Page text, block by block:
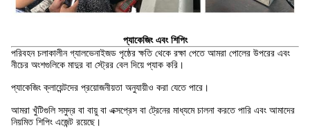
প্যাকেজিং এবং শিপিং
পরিবহন চলাকালীন গ্যালভেনাইজড পৃষ্ঠের ক্ষতি থেকে রক্ষা পেতে আমরা পোলের উপরের এবং
নীচের অংশগুলিকে মাদুর বা স্ট্রের বেল দিয়ে প্যাক করি।
প্যাকেজিং ক্লায়েন্টদের প্রয়োজনীয়তা অনুযায়ীও করা যেতে পারে।
আমরা খুঁটিগুলি সমুদ্র বা বায়ু বা এক্সপ্রেস বা ট্রেনের মাধ্যমে চালনা করতে পারি এবং আমাদের
নিয়মিত শিপিং এজেন্ট রয়েছে।